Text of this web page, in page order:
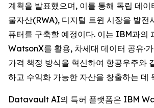
계획을 발표했으며, 이를 통해 독립 데
물자산(RWA), 디지털 트윈 시장을 발전
퓨터를 구축할 예정이다. 이는 IBM과의
WatsonX를 활용, 차세대 데이터 공유·가
가격 책정 방식을 혁신하여 항공우주와
하고 수익화 가능한 자산을 창출하는 데
Datavault AI의 특허 플랫폼은 IBM